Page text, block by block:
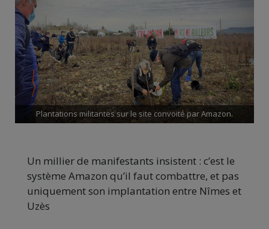
Plantations militantes sur le site convoité par Amazon.
Un millier de manifestants insistent : c’est le
système Amazon qu’il faut combattre, et pas
uniquement son implantation entre Nîmes et
Uzès